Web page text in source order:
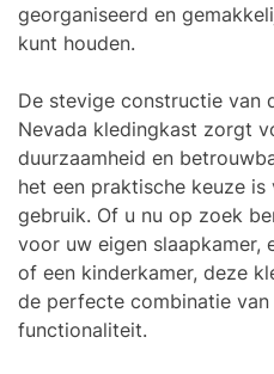
georganiseerd en
kunt houden.
De stevige constructie van
Nevada kledingkast zorgt
duurzaamheid en
het een praktische keuze
gebruik. Of u nu op zoek
voor uw eigen slaapkamer,
of een kinderkamer, deze
de perfecte combinatie
functionaliteit.